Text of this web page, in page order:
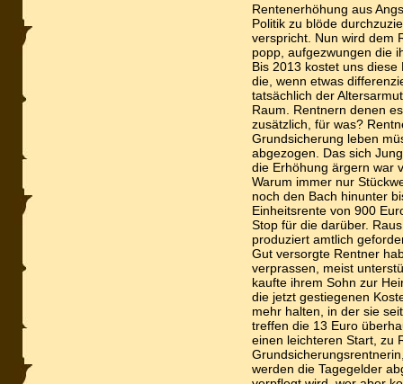
Rentenerhöhung aus
Politik zu blöde
verspricht. Nun wird dem
popp, aufgezwungen die
Bis 2013 kostet uns
die, wenn etwas
tatsächlich der
Raum. Rentnern denen
zusätzlich, für was?
Grundsicherung leben
abgezogen. Das sich
die Erhöhung ärgern war
Warum immer nur
noch den Bach hinunter
Einheitsrente von 900
Stop für die darüber.
produziert amtlich
Gut versorgte Rentner
verprassen, meist
kaufte ihrem Sohn zur
die jetzt gestiegenen
mehr halten, in der sie
treffen die 13 Euro
einen leichteren Start, zu
werden die Tagegelder